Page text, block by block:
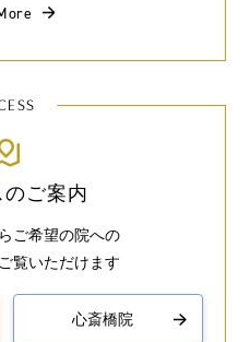
ご案内
ご希望の院への
覧いただけます
心斎橋院